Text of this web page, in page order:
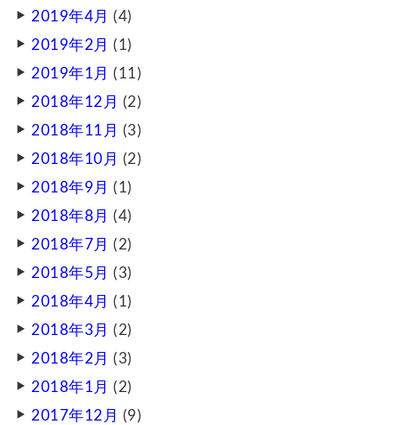
2019年4月 (4)
2019年2月 (1)
2019年1月 (11)
2018年12月 (2)
2018年11月 (3)
2018年10月 (2)
2018年9月 (1)
2018年8月 (4)
2018年7月 (2)
2018年5月 (3)
2018年4月 (1)
2018年3月 (2)
2018年2月 (3)
2018年1月 (2)
2017年12月 (9)